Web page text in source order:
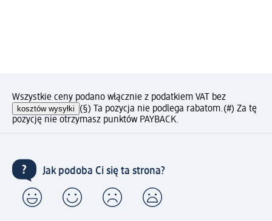
Wszystkie ceny podano włącznie z podatkiem VAT bez
kosztów wysyłki (§) Ta pozycja nie podlega rabatom.(#) Za tę
pozycję nie otrzymasz punktów PAYBACK.
Jak podoba Ci się ta strona?